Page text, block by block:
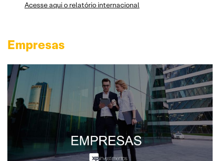
Acesse aqui o relatório internacional
Empresas